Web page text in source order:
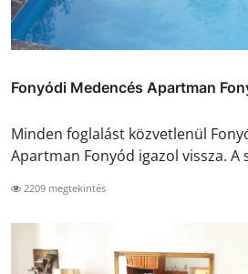
Fonyódi Medencés Apartman
Minden foglalást közvetlenül
Apartman Fonyód igazol vissza. A
2209 megtekintés